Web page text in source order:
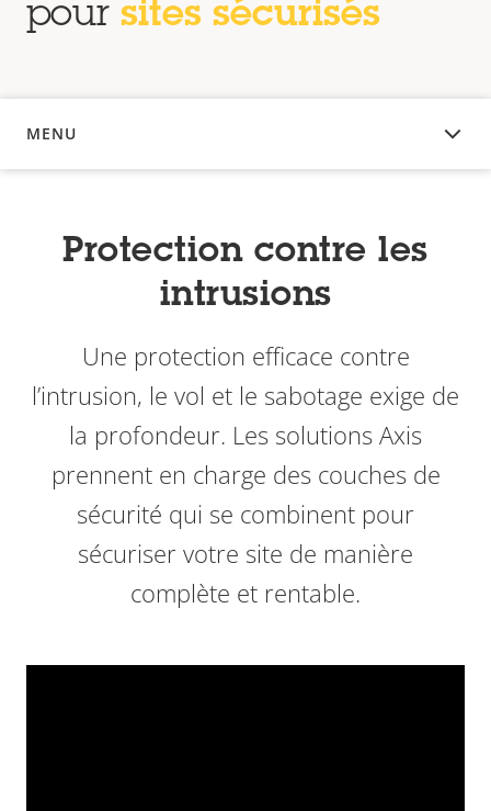
pour sites sécurisés
MENU
APERÇU
Protection contre les
intrusions
Une protection efficace contre
l’intrusion, le vol et le sabotage exige de
la profondeur. Les solutions Axis
prennent en charge des couches de
sécurité qui se combinent pour
sécuriser votre site de manière
complète et rentable.